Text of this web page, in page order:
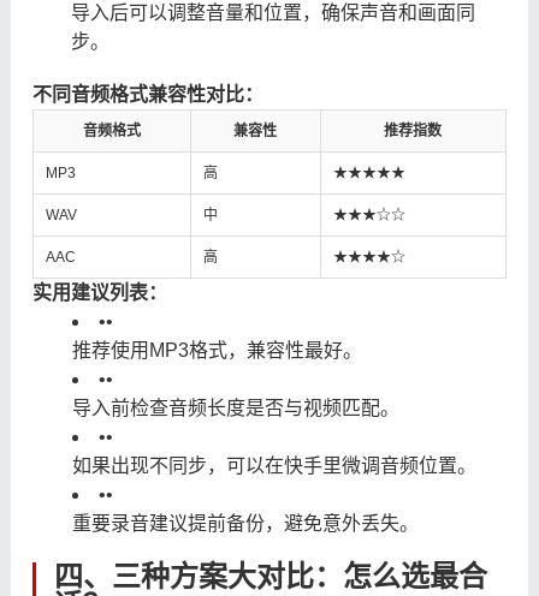
导入后可以调整音量和位置，确保声音和画面同
步。
不同音频格式兼容性对比：
音频格式 兼容性 推荐指数
MP3 高 ★★★★★
WAV 中 ★★★☆☆
AAC 高 ★★★★☆
实用建议列表：
••
推荐使用MP3格式，兼容性最好。
••
导入前检查音频长度是否与视频匹配。
••
如果出现不同步，可以在快手里微调音频位置。
••
重要录音建议提前备份，避免意外丢失。
四、三种方案大对比：怎么选最合